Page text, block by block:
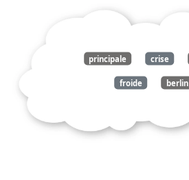
principale crise
froide berlin